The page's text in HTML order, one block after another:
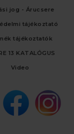
jog - Árucsere
tájékoztató
tájékoztatók
13 KATALÓGUS
Video